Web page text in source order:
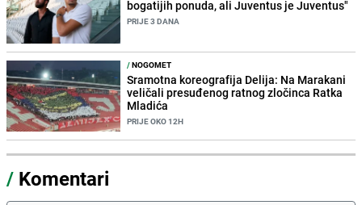
bogatijih ponuda, ali Juventus je Juventus"
PRIJE 3 DANA
/NOGOMET
Sramotna koreografija Delija: Na Marakani
veličali presuđenog ratnog zločinca Ratka
Mladića
PRIJE OKO 12H
/ Komentari